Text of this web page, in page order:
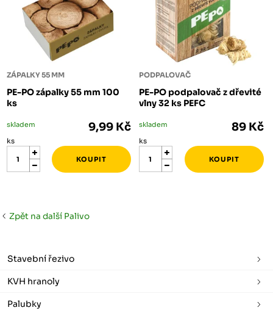
ZÁPALKY 55 MM
PE-PO zápalky 55 mm 100
ks
skladem 9,99 Kč
ks
PODPALOVAČ
PE-PO podpalovač z dřevité
vlny 32 ks PEFC
skladem 89 Kč
ks
Zpět na další Palivo
Stavební řezivo
KVH hranoly
Palubky